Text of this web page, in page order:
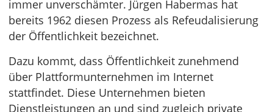
immer unverschämter. Jürgen Habermas hat
bereits 1962 diesen Prozess als Refeudalisierung
der Öffentlichkeit bezeichnet.
Dazu kommt, dass Öffentlichkeit zunehmend
über Plattformunternehmen im Internet
stattfindet. Diese Unternehmen bieten
Dienstleistungen an und sind zugleich private